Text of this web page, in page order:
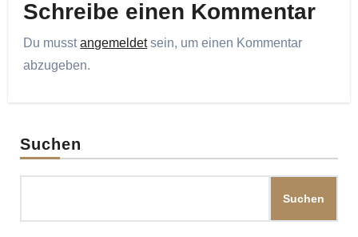
Schreibe einen Kommentar
Du musstangemeldetsein, um einen Kommentar
abzugeben.
Suchen
Suchen